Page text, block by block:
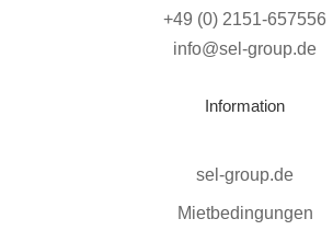
+49 (0) 2151-657556
info@sel-group.de
Information
sel-group.de
Mietbedingungen